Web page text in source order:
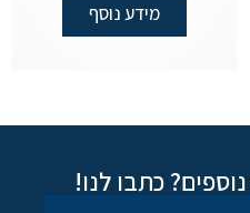
מידע נוסף
כתבו לנו!